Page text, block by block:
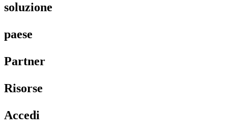
soluzione​​
paese​​
Partner​​
Risorse​​
Accedi​​